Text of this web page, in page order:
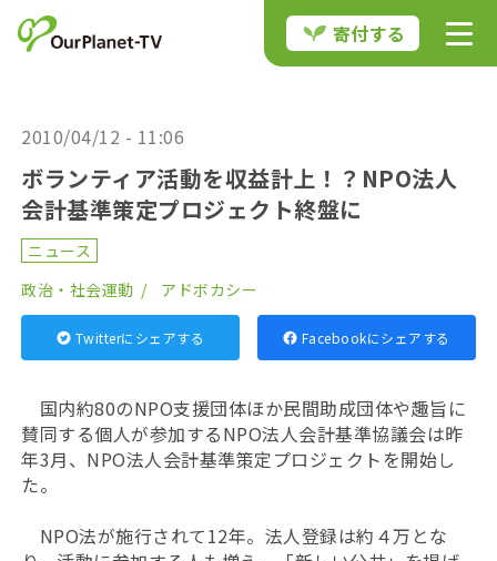
寄付する
2010/04/12 - 11:06
ボランティア活動を収益計上！？NPO法人
会計基準策定プロジェクト終盤に
ニュース
政治・社会運動
アドボカシー
Twitterにシェアする Facebookにシェアする
国内約80のNPO支援団体ほか民間助成団体や趣旨に
賛同する個人が参加するNPO法人会計基準協議会は昨
年3月、NPO法人会計基準策定プロジェクトを開始し
た。
NPO法が施行されて12年。法人登録は約４万とな